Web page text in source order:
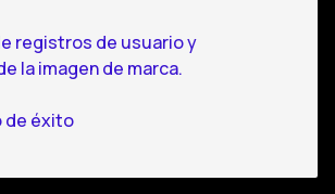
registros de usuario y
la imagen de marca.
de éxito